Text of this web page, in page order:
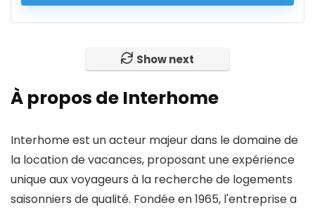
Show next
À propos de Interhome
Interhome est un acteur majeur dans le domaine de
la location de vacances, proposant une expérience
unique aux voyageurs à la recherche de logements
saisonniers de qualité. Fondée en 1965, l'entreprise a